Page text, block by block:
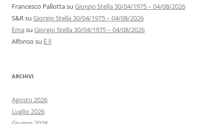
Francesco Pallottasu Giorgio Stella 30/04/1975 – 04/08/2026
S&Rsu Giorgio Stella 30/04/1975 – 04/08/2026
Ema su Giorgio Stella 30/04/1975 – 04/08/2026
Alfonso su È lì
ARCHIVI
Agosto 2026
Luglio 2026